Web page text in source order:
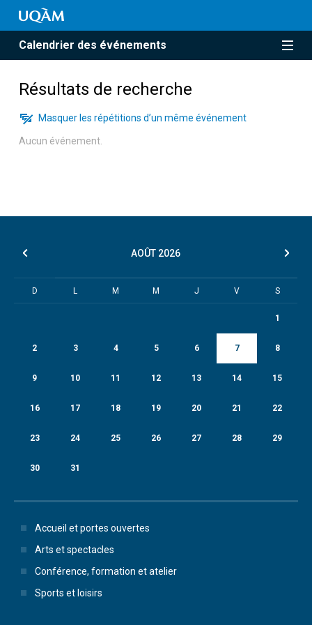
Calendrier des événements
Résultats de recherche
Masquer les répétitions d’un même événement
Aucun événement.
AOÛT 2026
D L M M J V S
1
2 3 4 5 6 7 8
9 10 11 12 13 14 15
16 17 18 19 20 21 22
23 24 25 26 27 28 29
30 31
Accueil et portes ouvertes
Arts et spectacles
Conférence, formation et atelier
Sports et loisirs